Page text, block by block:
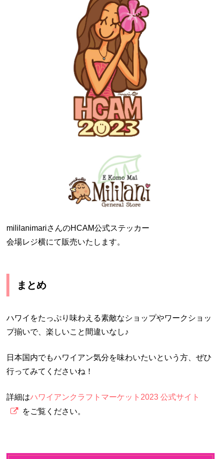
mililanimariさんのHCAM公式ステッカー
会場レジ横にて販売いたします。
まとめ
ハワイをたっぷり味わえる素敵なショップやワークショッ
プ揃いで、楽しいこと間違いなし♪
日本国内でもハワイアン気分を味わいたいという方、ぜひ
行ってみてくださいね！
詳細はハワイアンクラフトマーケット2023 公式サイト
をご覧ください。